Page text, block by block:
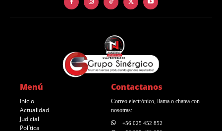
Menú
Inicio
Actualidad
Judicial
Política
Contactanos
Correo electrónico, llama o chatea con
nosotras:
+56 025 452 852